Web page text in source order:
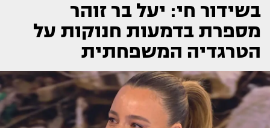
בשידור חי: יעל בר זוהר
מספרת בדמעות חנוקות על
הטרגדיה המשפחתית